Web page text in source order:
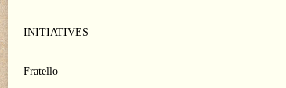
INITIATIVES
Fratello